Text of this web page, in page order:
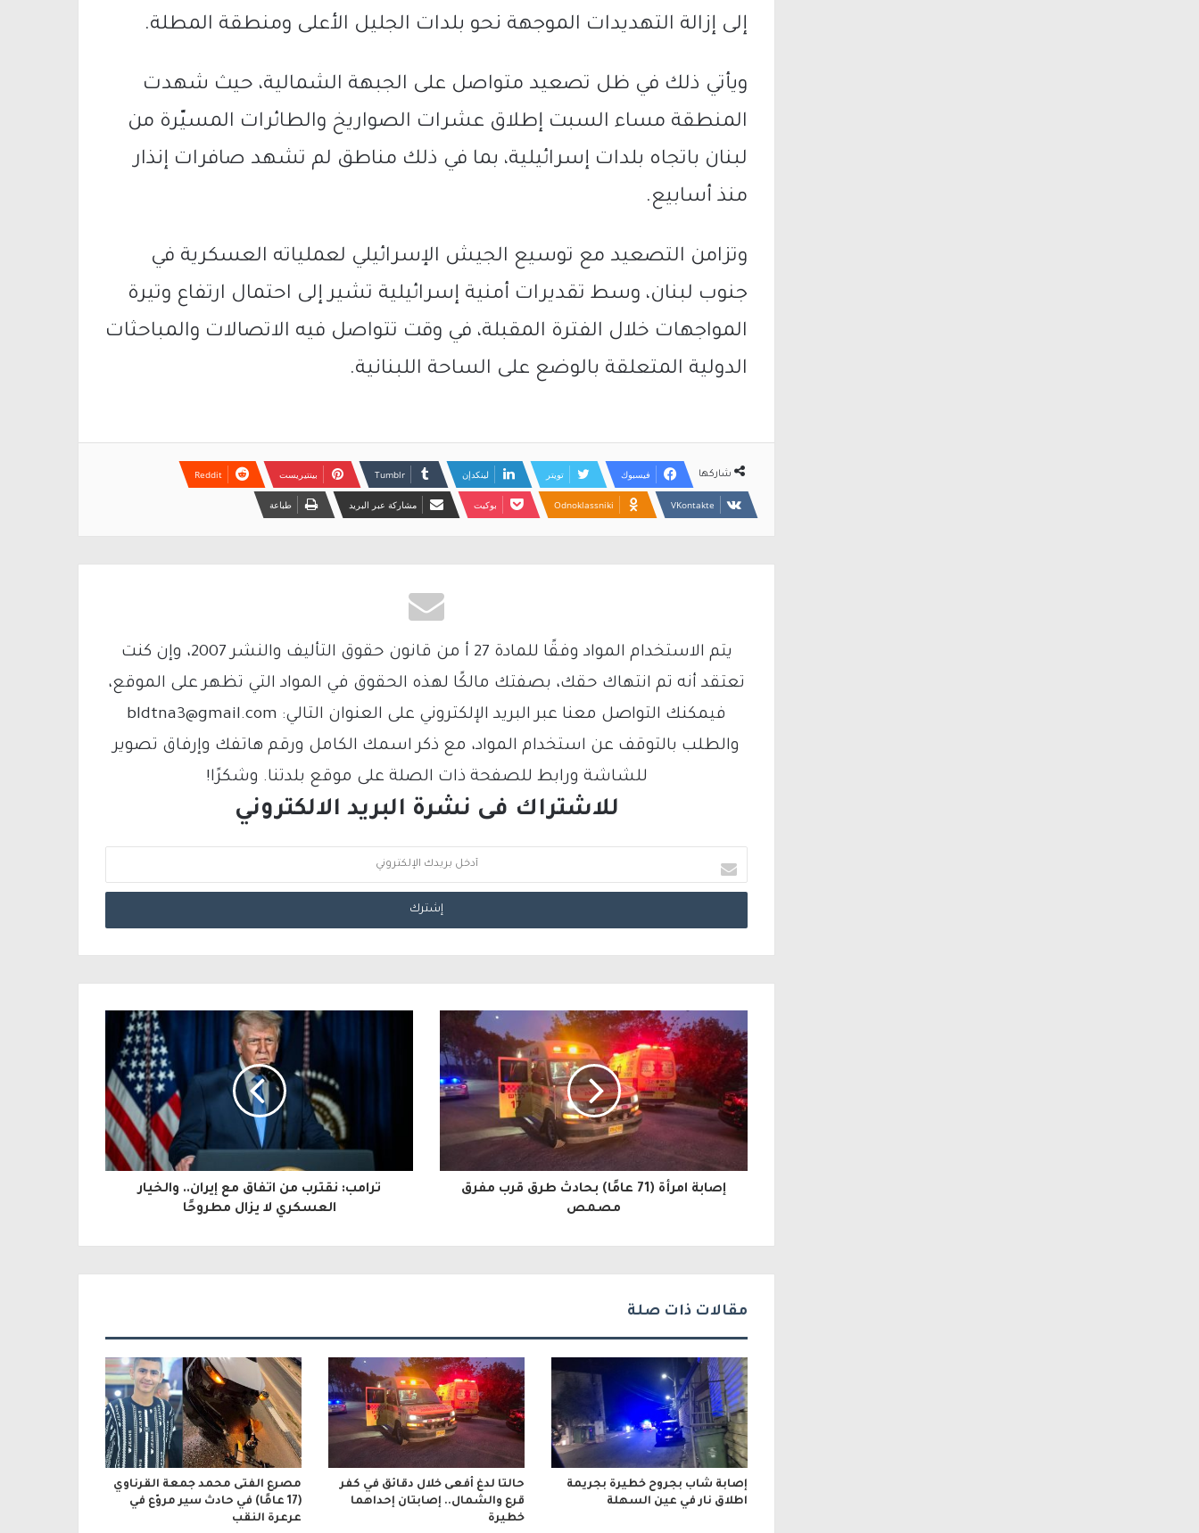
إلى إزالة التهديدات الموجهة نحو بلدات الجليل الأعلى ومنطقة المطلة.
ويأتي ذلك في ظل تصعيد متواصل على الجبهة الشمالية، حيث شهدت
المنطقة مساء السبت إطلاق عشرات الصواريخ والطائرات المسيّرة من
لبنان باتجاه بلدات إسرائيلية، بما في ذلك مناطق لم تشهد صافرات إنذار
منذ أسابيع.
وتزامن التصعيد مع توسيع الجيش الإسرائيلي لعملياته العسكرية في
جنوب لبنان، وسط تقديرات أمنية إسرائيلية تشير إلى احتمال ارتفاع وتيرة
المواجهات خلال الفترة المقبلة، في وقت تتواصل فيه الاتصالات والمباحثات
الدولية المتعلقة بالوضع على الساحة اللبنانية.
شاركها فيسبوك تويتر لينكدإن بينتيريست
Odnoklassniki بوكيت مشاركة عبر البريد طباعة
يتم الاستخدام المواد وفقًا للمادة 27 أ من قانون حقوق التأليف والنشر 2007، وإن كنت
تعتقد أنه تم انتهاك حقك، بصفتك مالكًا لهذه الحقوق في المواد التي تظهر على الموقع،
فيمكنك التواصل معنا عبر البريد الإلكتروني على العنوان التالي: bldtna3@gmail.com
والطلب بالتوقف عن استخدام المواد، مع ذكر اسمك الكامل ورقم هاتفك وإرفاق تصوير
للشاشة ورابط للصفحة ذات الصلة على موقع بلدتنا. وشكرًا!
للاشتراك فى نشرة البريد الالكتروني
د
خ
ل
ب
ي
د
ك
ا
ل
و
ن
ي
إصابة امرأة (71 عامًا) بحادث طرق قرب مفرق
مصمص
ترامب: نقترب من اتفاق مع إيران.. والخيار
العسكري لا يزال مطروحًا
مقالات ذات صلة
إصابة شاب بجروح خطيرة بجريمة
اطلاق نار في عين السهلة
حالتا لدغ أفعى خلال دقائق في كفر
قرع والشمال.. إصابتان إحداهما
خطيرة
مصرع الفتى محمد جمعة القرناوي
(17 عامًا) في حادث سير مروّع في
عرعرة النقب